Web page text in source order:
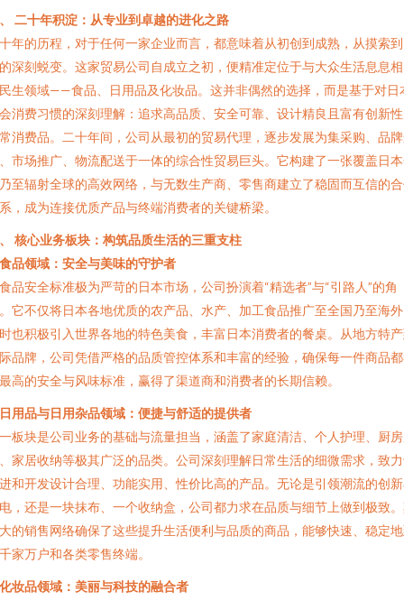
二十年积淀：从专业到卓越的进化之路
年的历程，对于任何一家企业而言，都意味着从初创到成熟，从摸索
深刻蜕变。这家贸易公司自成立之初，便精准定位于与大众生活息息
生领域——食品、日用品及化妆品。这并非偶然的选择，而是基于对日
消费习惯的深刻理解：追求高品质、安全可靠、设计精良且富有创新
消费品。二十年间，公司从最初的贸易代理，逐步发展为集采购、品
市场推广、物流配送于一体的综合性贸易巨头。它构建了一张覆盖日
至辐射全球的高效网络，与无数生产商、零售商建立了稳固而互信的
，成为连接优质产品与终端消费者的关键桥梁。
核心业务板块：构筑品质生活的三重支柱
食品领域：安全与美味的守护者
品安全标准极为严苛的日本市场，公司扮演着“精选者”与“引路人”的角
它不仅将日本各地优质的农产品、水产、加工食品推广至全国乃至海
也积极引入世界各地的特色美食，丰富日本消费者的餐桌。从地方特
品牌，公司凭借严格的品质管控体系和丰富的经验，确保每一件商品
高的安全与风味标准，赢得了渠道商和消费者的长期信赖。
日用品与日用杂品领域：便捷与舒适的提供者
板块是公司业务的基础与流量担当，涵盖了家庭清洁、个人护理、厨
家居收纳等极其广泛的品类。公司深刻理解日常生活的细微需求，致
和开发设计合理、功能实用、性价比高的产品。无论是引领潮流的创
，还是一块抹布、一个收纳盒，公司都力求在品质与细节上做到极致
的销售网络确保了这些提升生活便利与品质的商品，能够快速、稳定
家万户和各类零售终端。
化妆品领域：美丽与科技的融合者